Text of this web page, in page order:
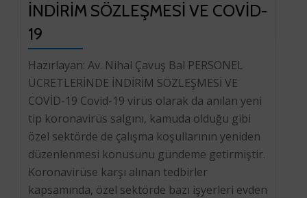
İNDİRİM SÖZLEŞMESİ VE COVİD-
19
Hazırlayan: Av. Nihal Çavuş Bal PERSONEL
ÜCRETLERİNDE İNDİRİM SÖZLEŞMESİ VE
COVİD-19 Covid-19 virüs olarak da anılan yeni
tip koronavirüs salgını, kamuda olduğu gibi
özel sektörde de çalışma koşullarının yeniden
düzenlenmesi konusunu gündeme getirmiştir.
Koronavirüse karşı alınan tedbirler
kapsamında, özel sektörde bazı işyerleri evden